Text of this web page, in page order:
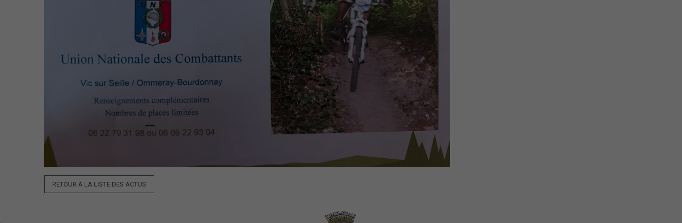
RETOUR À LA LISTE DES ACTUS